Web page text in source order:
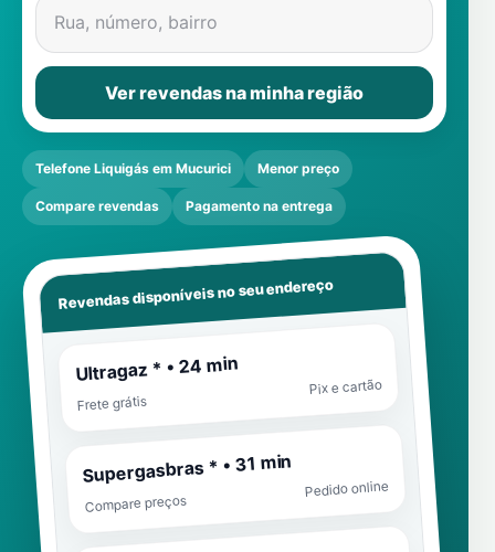
Contatos
Rua, número, bairro
Ver revendas na minha região
Telefone Liquigás em Mucurici Menor preço
Compare revendas Pagamento na entrega
Revendas disponíveis no seu endereço
Ultragaz * • 24 min
Frete grátis
Pix e cartão
Supergasbras * • 31 min
Compare preços
Pedido online